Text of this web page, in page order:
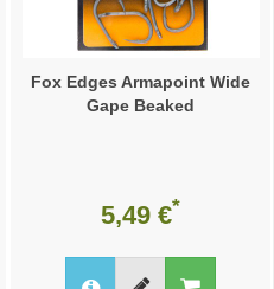
Fox Edges Armapoint Wide
Gape Beaked
5,49 €*